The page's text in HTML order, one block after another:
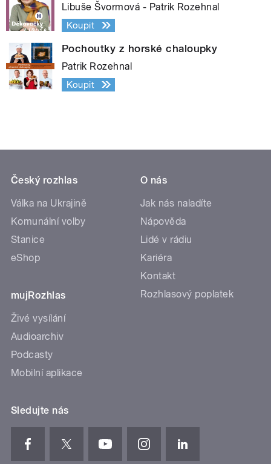
Libuše Švormová - Patrik Rozehnal
Koupit
Pochoutky z horské chaloupky
Patrik Rozehnal
Koupit
Český rozhlas
Válka na Ukrajině
Komunální volby
Stanice
eShop
mujRozhlas
Živé vysílání
Audioarchiv
Podcasty
Mobilní aplikace
O nás
Jak nás naladíte
Nápověda
Lidé v rádiu
Kariéra
Kontakt
Rozhlasový poplatek
Sledujte nás